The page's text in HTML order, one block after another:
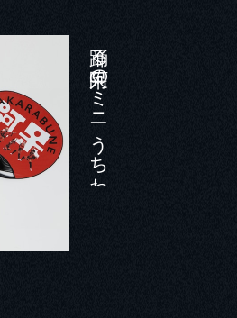
踊る阿呆のミニうちわ